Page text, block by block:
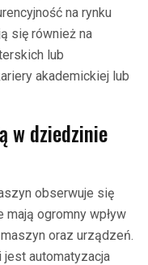
na rynku
się również na
lub
akademickiej lub
w dziedzinie
obserwuje się
ogromny wpływ
oraz urządzeń.
automatyzacja